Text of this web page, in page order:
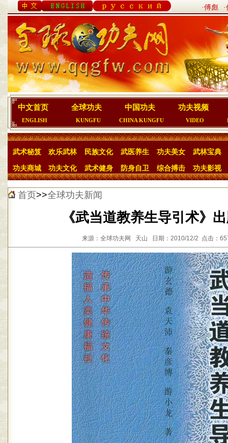
·傅彪
中文首页
ENGLISH
全球功夫
KUNGFU
中国功夫
CHINA KUNGFU
功夫视频
VIDEO
武术秘笈 欢乐武林 民族文化 武医养生 功夫美女 武林宝典
功夫商城 功夫文化 武术健身 防身自卫 综合搏击 功夫影视
首页>>全球功夫新闻
《武当道教养生导引术》
来源：全球功夫网 天山 日期：2010/12/2 点击：